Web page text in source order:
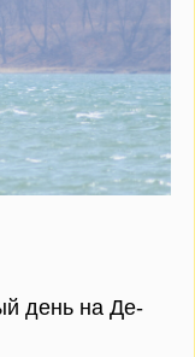
день на Де-